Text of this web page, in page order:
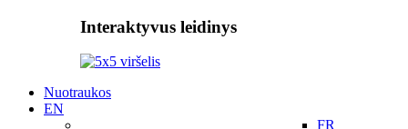
Interaktyvus leidinys
Nuotraukos
EN
FR